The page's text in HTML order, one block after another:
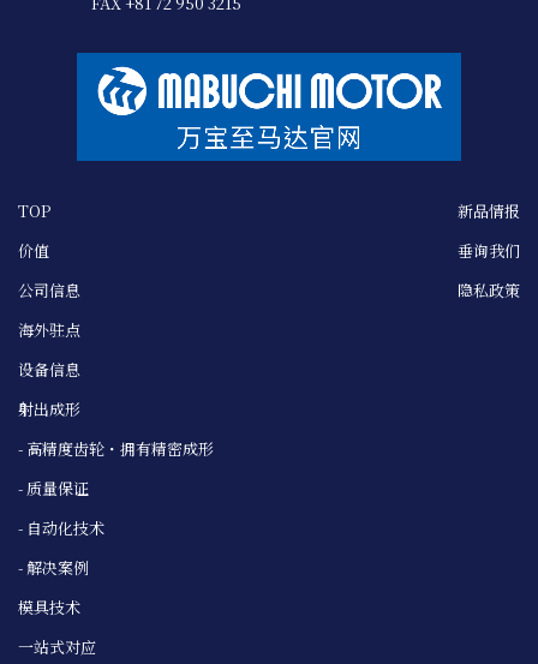
TOP
价值
公司信息
海外驻点
设备信息
射出成形
- 高精度齿轮・拥有精密成形
- 质量保证
- 自动化技术
- 解决案例
模具技术
一站式对应
新品情报
垂询我们
隐私政策